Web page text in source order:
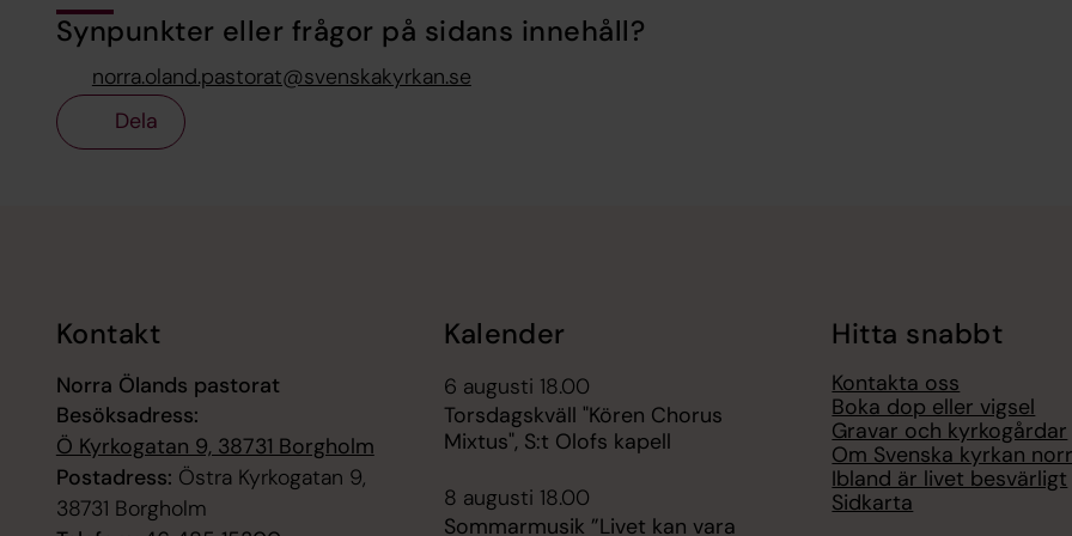
Synpunkter eller frågor på sidans innehåll?
norra.oland.pastorat@svenskakyrkan.se
Dela
Kontakt
Norra Ölands pastorat
Besöksadress:
Ö Kyrkogatan 9, 38731 Borgholm
Postadress: Östra Kyrkogatan 9,
38731 Borgholm
Kalender
6 augusti 18.00
Torsdagskväll "Kören Chorus
Mixtus", S:t Olofs kapell
8 augusti 18.00
Sommarmusik ”Livet kan vara
Hitta snabbt
Kontakta oss
Boka dop eller vigsel
Gravar och kyrkogårdar
Om Svenska kyrkan
Ibland är livet besvärligt
Sidkarta